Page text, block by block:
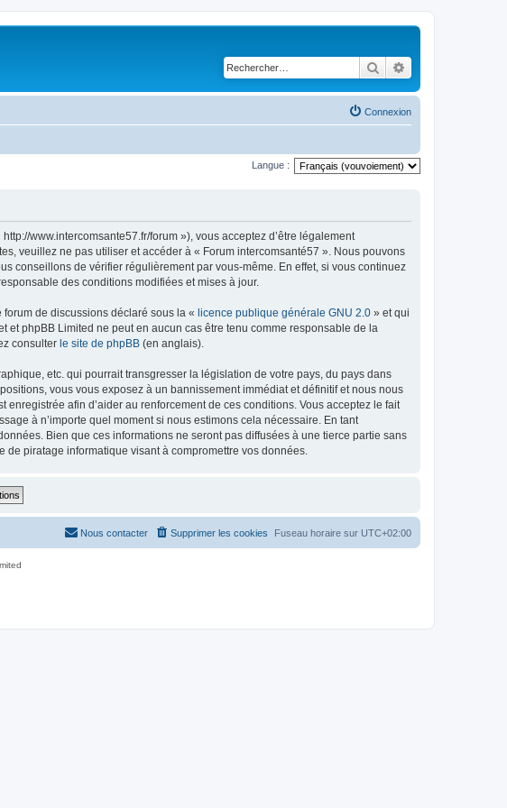
Rechercher
Connexion
Langue :
www.intercomsante57.fr/forum »), vous acceptez d’être légalement
veuillez ne pas utiliser et accéder à « Forum intercomsanté57 ». Nous pouvons
conseillons de vérifier régulièrement par vous-même. En effet, si vous continuez
des conditions modifiées et mises à jour.
de discussions déclaré sous la « licence publique générale GNU 2.0 » et qui
phpBB Limited ne peut en aucun cas être tenu comme responsable de la
consulter le site de phpBB (en anglais).
etc. qui pourrait transgresser la législation de votre pays, du pays dans
vous vous exposez à un bannissement immédiat et définitif et nous nous
enregistrée afin d’aider au renforcement de ces conditions. Vous acceptez le fait
à n’importe quel moment si nous estimons cela nécessaire. En tant
Bien que ces informations ne seront pas diffusées à une tierce partie sans
piratage informatique visant à compromettre vos données.
Fuseau horaire sur UTC+02:00
Supprimer les cookies
Nous contacter